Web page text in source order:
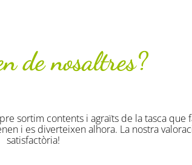
de nosaltres?
i agraïts de la tasca que fan els
alhora. La nostra valoració és de molt